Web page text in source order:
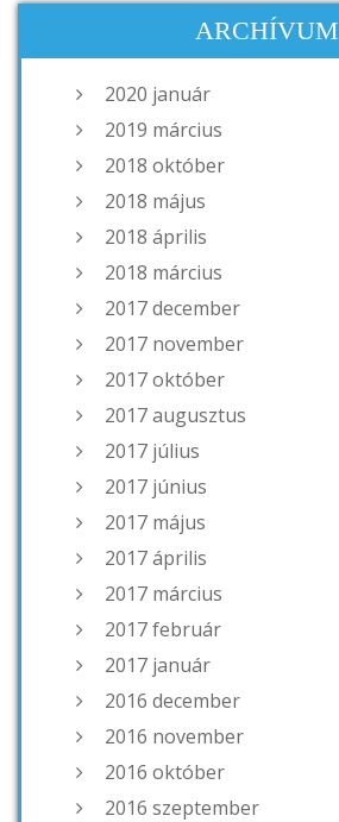
ARCHÍVUM
2020 január
2019 március
2018 október
2018 május
2018 április
2018 március
2017 december
2017 november
2017 október
2017 augusztus
2017 július
2017 június
2017 május
2017 április
2017 március
2017 február
2017 január
2016 december
2016 november
2016 október
2016 szeptember